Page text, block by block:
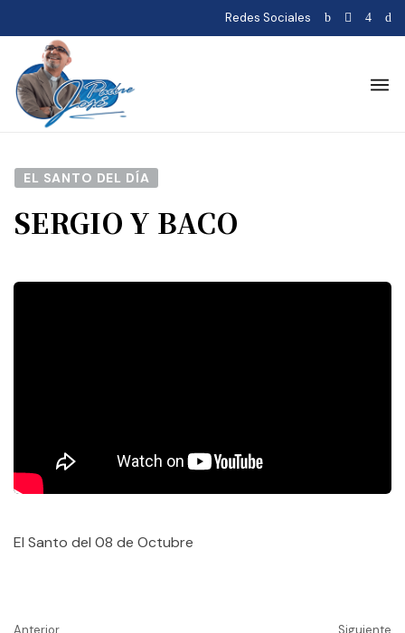
Redes Sociales
EL SANTO DEL DÍA
SERGIO Y BACO
El Santo del 08 de Octubre